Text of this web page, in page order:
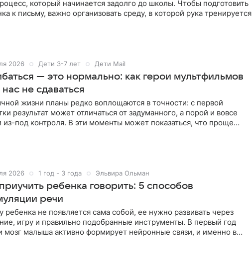
который начинается задолго до школы. Чтобы подготовить
к письму, важно организовать среду, в которой рука тренируется
2026 Дети 3-7 лет Дети Mail
— это нормально: как герои мультфильмов
нас не сдаваться
жизни планы редко воплощаются в точности: с первой
результат может отличаться от задуманного, а порой и вовсе
из-под контроля. В эти моменты может показаться, что проще
2026 1 год - 3 года Эльвира Ольман
ребенка говорить: 5 способов
речи
ребенка не появляется сама собой, ее нужно развивать через
игру и правильно подобранные инструменты. В первый год
мозг малыша активно формирует нейронные связи, и именно в